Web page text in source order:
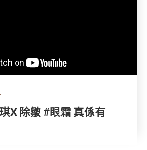
琪X 除皺 #眼霜 真係有